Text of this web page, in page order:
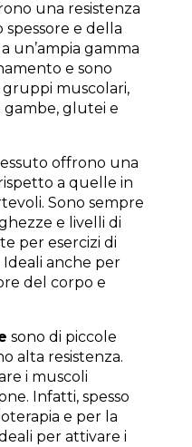
una resistenza
spessore e della
un’ampia gamma
e sono
muscolari,
glutei e
offrono una
a quelle in
Sono sempre
e livelli di
per esercizi di
anche per
del corpo e
sono di piccole
alta resistenza.
i muscoli
Infatti, spesso
e per la
per attivare i